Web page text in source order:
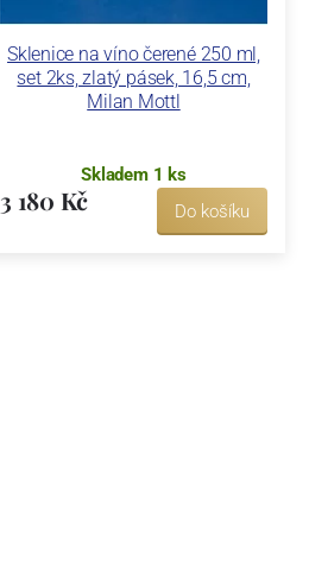
Sklenice na víno čerené 250 ml,
set 2ks, zlatý pásek, 16,5 cm,
Milan Mottl
Skladem 1 ks
3 180 Kč Do košíku